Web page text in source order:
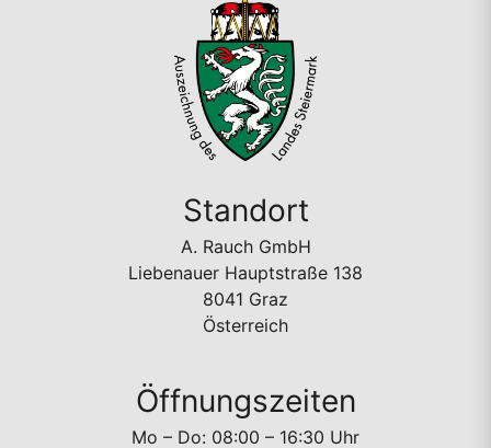
Standort
A. Rauch GmbH
Liebenauer Hauptstraße 138
8041 Graz
Österreich
Öffnungszeiten
Mo – Do: 08:00 – 16:30 Uhr